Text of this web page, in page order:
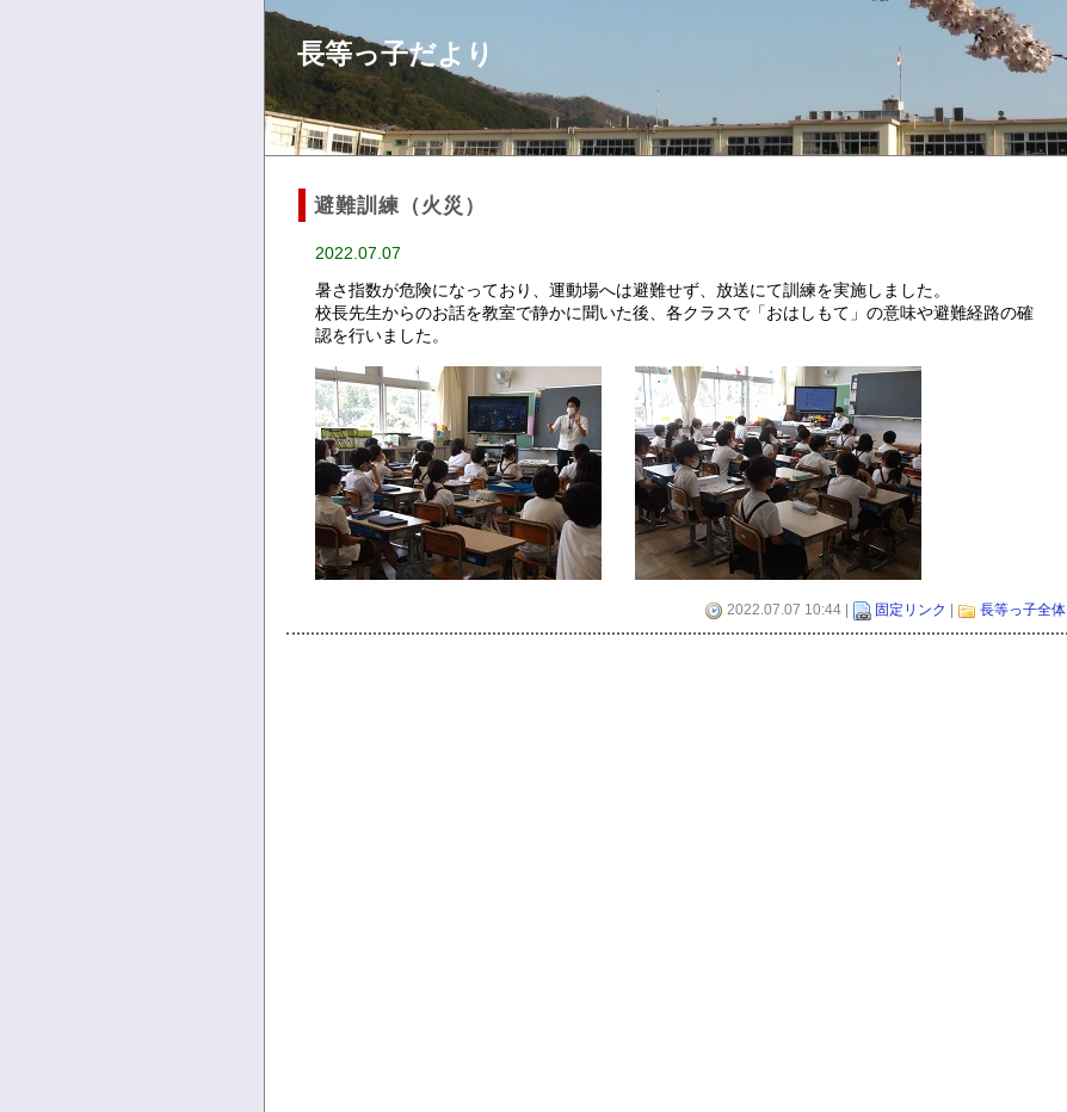
長等っ子だより
避難訓練（火災）
2022.07.07
暑さ指数が危険になっており、運動場へは避難せず、放送にて訓練を実施しました。
校長先生からのお話を教室で静かに聞いた後、各クラスで「おはしもて」の意味や避難経路の確
認を行いました。
2022.07.07 10:44 | 固定リンク 長等っ子全体